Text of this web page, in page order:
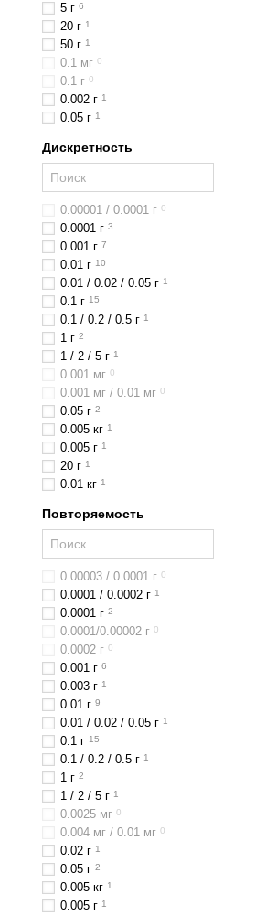
5 г 6
20 г 1
50 г 1
0.1 мг 0
0.1 г 0
0.002 г 1
0.05 г 1
Дискретность
0.00001 / 0.0001 г 0
0.0001 г 3
0.001 г 7
0.01 г 10
0.01 / 0.02 / 0.05 г 1
0.1 г 15
0.1 / 0.2 / 0.5 г 1
1 г 2
1 / 2 / 5 г 1
0.001 мг 0
0.001 мг / 0.01 мг 0
0.05 г 2
0.005 кг 1
0.005 г 1
20 г 1
0.01 кг 1
Повторяемость
0.00003 / 0.0001 г 0
0.0001 / 0.0002 г 1
0.0001 г 2
0.0001/0.00002 г 0
0.0002 г 0
0.001 г 6
0.003 г 1
0.01 г 9
0.01 / 0.02 / 0.05 г 1
0.1 г 15
0.1 / 0.2 / 0.5 г 1
1 г 2
1 / 2 / 5 г 1
0.0025 мг 0
0.004 мг / 0.01 мг 0
0.02 г 1
0.05 г 2
0.005 кг 1
0.005 г 1